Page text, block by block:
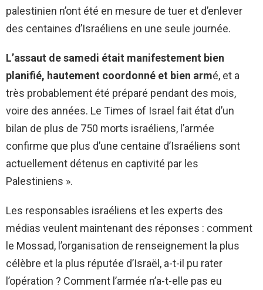
palestinien n’ont été en mesure de tuer et d’enlever
des centaines d’Israéliens en une seule journée.
L’assaut de samedi était manifestement bien
planifié, hautement coordonné et bien armé, et a
très probablement été préparé pendant des mois,
voire des années. Le Times of Israel fait état d’un
bilan de plus de 750 morts israéliens, l’armée
confirme que plus d’une centaine d’Israéliens sont
actuellement détenus en captivité par les
Palestiniens ».
Les responsables israéliens et les experts des
médias veulent maintenant des réponses : comment
le Mossad, l’organisation de renseignement la plus
célèbre et la plus réputée d’Israël, a-t-il pu rater
l’opération ? Comment l’armée n’a-t-elle pas eu